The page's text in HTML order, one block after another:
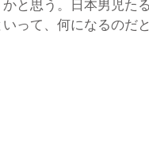
と思う。日本男児た
って、何になるのだ